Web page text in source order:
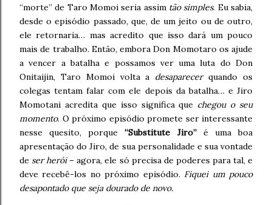
“morte” de Taro Momoi seria assim tão simples. Eu sabia,
desde o episódio passado, que, de um jeito ou de outro,
ele retornaria… mas acredito que isso dará um pouco
mais de trabalho. Então, embora Don Momotaro os ajude
a vencer a batalha e possamos ver uma luta do Don
Onitaijin, Taro Momoi volta a desaparecerquando os
colegas tentam falar com ele depois da batalha… e Jiro
Momotani acredita que isso significa que chegou o seu
momento. O próximo episódio promete ser interessante
nesse quesito, porque“Substitute Jiro”é uma boa
apresentação do Jiro, de sua personalidade e sua vontade
de ser herói– agora, ele só precisa de poderes para tal, e
deve recebê-los no próximo episódio. Fiquei um pouco
desapontado que seja dourado de novo.